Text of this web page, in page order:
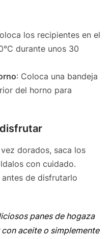
los recipientes en el
durante unos 30
: Coloca una bandeja
del horno para
disfrutar
vez dorados, saca los
con cuidado.
antes de disfrutarlo
panes de hogaza
aceite o simplemente